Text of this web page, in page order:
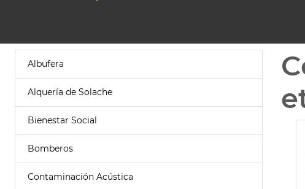
Albufera
Alquería de Solache
Bienestar Social
Bomberos
Contaminación Acústica